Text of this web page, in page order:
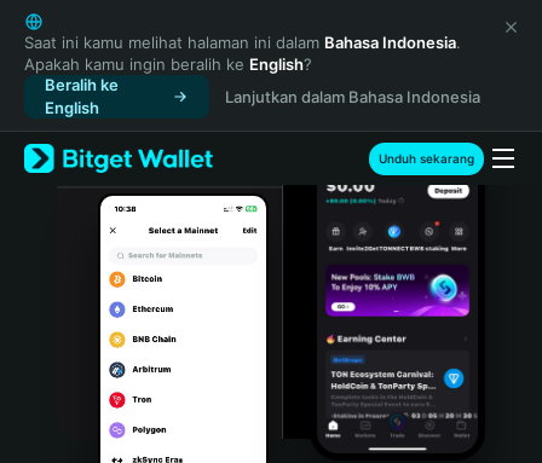
English
日本語
Tiếng Việt
Русский
Español (Latinoamérica)
Türkçe
Italiano
Português (Portugal)
Bahasa Indonesia
Saat ini kamu melihat halaman ini dalam Bahasa Indonesia.
Apakah kamu ingin beralih ke English?
Beralih ke
English
Lanjutkan dalam Bahasa Indonesia
Unduh sekarang